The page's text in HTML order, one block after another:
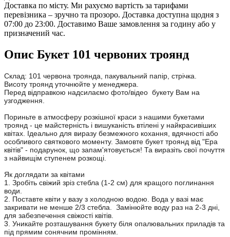
Доставка по місту. Ми рахуємо вартість за тарифами
перевізника – зручно та прозоро. Доставка доступна щодня з
07:00 до 23:00. Доставимо Ваше замовлення за годину або у
призначений час.
Опис Букет 101 червоних троянд
Склад: 101 червона троянда, пакувальний папір, стрічка.
Висоту троянд уточнюйте у менеджера.
Перед відправкою надсилаємо фото/відео букету Вам на
узгодження.
Пориньте в атмосферу розкішної краси з нашими букетами
троянд - це майстерність і вишуканість втілені у найкрасивіших
квітах. Ідеально для виразу безмежного кохання, вдячності або
особливого святкового моменту. Замовте букет троянд від "Ера
квітів" - подарунок, що запам'ятовується! Та виразіть свої почуття
з найвищім ступенем розкощі.
Як доглядати за квітами
1. Зробіть свіжий зріз стебла (1-2 см) для кращого поглинання
води.
2. Поставте квіти у вазу з холодною водою. Вода у вазі має
закривати не менше 2/3 стебла. Замінюйте воду раз на 2-3 дні,
для забезпечення свіжості квітів.
3. Уникайте розташування букету біля опалювальних приладів та
під прямим сонячним промінням.